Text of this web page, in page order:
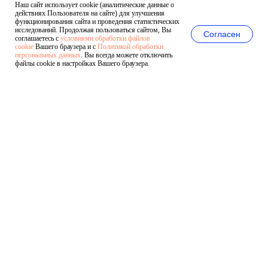
Наш сайт использует cookie (аналитические данные о
действиях Пользователя на сайте) для улучшения
функционирования сайта и проведения статистических
исследований. Продолжая пользоваться сайтом, Вы
соглашаетесь с условиями обработки файлов
cookie Вашего браузера и с Политикой обработки
персональных данных. Вы всегда можете отключить
файлы cookie в настройках Вашего браузера.
Согласен